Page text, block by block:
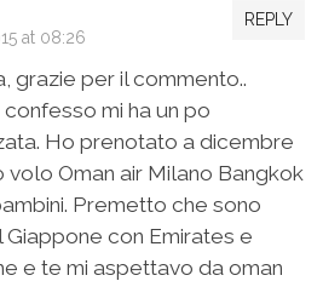
REPLY
at 08:26
grazie per il commento..
mi ha un po
Ho prenotato a dicembre
Oman air Milano Bangkok
Premetto che sono
con Emirates e
e te mi aspettavo da oman